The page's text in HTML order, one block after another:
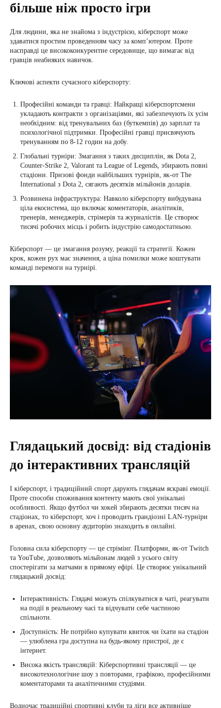
більше ніж просто ігри
Для людини, яка не знайома з індустрією, кіберспорт може
здаватися простим проведенням часу за комп’ютером. Проте
насправді це висококонкурентне середовище, що вимагає від
гравців неабияких навичок.
Ключові аспекти сучасного кіберспорту:
Професійні команди та гравці: Найкращі кіберспортсмени
укладають контракти з організаціями, які забезпечують їх усім
необхідним: від тренувальних баз (буткемпів) до зарплат та
психологічної підтримки. Професійні гравці присвячують
тренуванням по 8-12 годин на добу.
Глобальні турніри: Змагання з таких дисциплін, як Dota 2,
Counter-Strike 2, Valorant та League of Legends, збирають повні
стадіони. Призові фонди найбільших турнірів, як-от The
International з Dota 2, сягають десятків мільйонів доларів.
Розвинена інфраструктура: Навколо кіберспорту вибудувана
ціла екосистема, що включає коментаторів, аналітиків,
тренерів, менеджерів, стрімерів та журналістів. Це створює
тисячі робочих місць і робить індустрію самодостатньою.
Кіберспорт — це змагання розуму, реакції та стратегії. Кожен
крок, кожен рух має значення, а ціна помилки може коштувати
команді перемоги на турнірі.
Глядацький досвід: від стадіонів
до інтерактивних трансляцій
І кіберспорт, і традиційний спорт дарують глядачам яскраві емоції.
Проте способи споживання контенту мають свої унікальні
особливості. Якщо футбол чи хокей збирають десятки тисяч на
стадіонах, то кіберспорт, хоч і проводить грандіозні LAN-турніри
в аренах, свою основну аудиторію знаходить в онлайні.
Головна сила кіберспорту — це стрімінг. Платформи, як-от Twitch
та YouTube, дозволяють мільйонам людей з усього світу
спостерігати за матчами в прямому ефірі. Це створює унікальний
глядацький досвід:
Інтерактивність: Глядачі можуть спілкуватися в чаті, реагувати
на події в реальному часі та відчувати себе частиною
спільноти.
Доступність: Не потрібно купувати квиток чи їхати на стадіон
— улюблена гра доступна на будь-якому пристрої, де є
інтернет.
Висока якість трансляцій: Кіберспортивні трансляції — це
високотехнологічне шоу з повторами, графікою, професійними
коментаторами та аналітичними студіями.
Водночас традиційні спортивні клуби та ліги все активніше